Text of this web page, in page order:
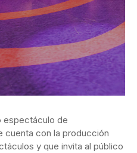
espectáculo de
cuenta con la producción
y que invita al público